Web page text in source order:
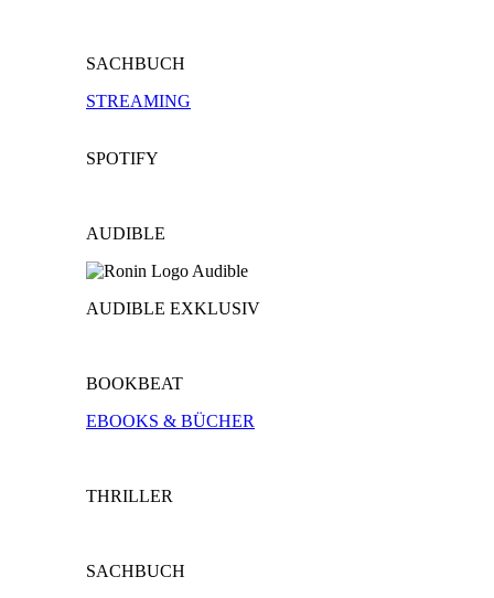
SACHBUCH
STREAMING
SPOTIFY
AUDIBLE
AUDIBLE EXKLUSIV
BOOKBEAT
EBOOKS & BÜCHER
THRILLER
SACHBUCH